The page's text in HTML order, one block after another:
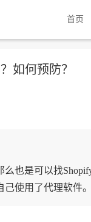
首页
如何预防？
也是可以找
使用了代理软件。